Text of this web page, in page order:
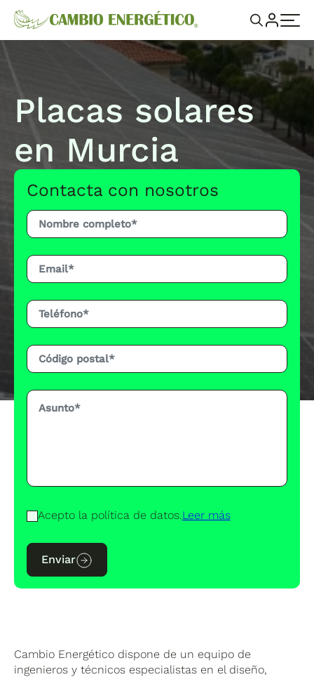
Placas solares
en Murcia
Contacta con nosotros
Acepto la política de datos.Leer más
Enviar
Cambio Energético dispone de un equipo de
ingenieros y técnicos especialistas en el diseño,